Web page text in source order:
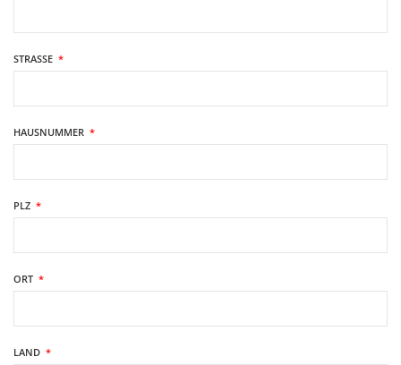
STRASSE *
HAUSNUMMER *
PLZ *
ORT *
LAND *